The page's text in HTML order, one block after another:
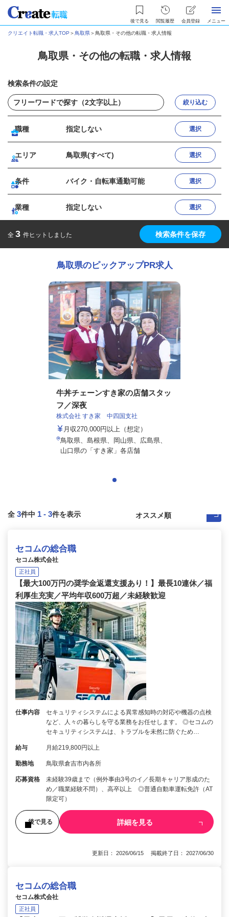
後で見る 閲覧履歴 会員登録 メニュー
クリエイト転職・求人TOP ＞ 鳥取県＞ 鳥取県・その他の転職・求人情報
鳥取県・その他の転職・求人情報
検索条件の設定
絞り込む
職種 指定しない 選択
エリア 鳥取県(すべて) 選択
条件 バイク・自転車通勤可能 選択
業種 指定しない 選択
全 3 件ヒットしました 検索条件を保存
鳥取県のピックアップPR求人
牛丼チェーンすき家の店舗スタッ
フ／深夜
株式会社 すき家 中四国支社
月収270,000円以上（想定）
鳥取県、島根県、岡山県、広島県、
山口県の「すき家」各店舗
全 3件中 1 - 3件を表示
セコムの総合職
セコム株式会社
正社員
【最大100万円の奨学金返還支援あり！】最長10連休／福
利厚生充実／平均年収600万超／未経験歓迎
仕事内容
セキュリティシステムによる異常感知時の対応や機器の点検
など、人々の暮らしを守る業務をお任せします。 ◎セコムの
セキュリティシステムは、トラブルを未然に防ぐため…
給与 月給219,800円以上
勤務地 鳥取県倉吉市内各所
応募資格
未経験39歳まで（例外事由3号のイ／長期キャリア形成のた
め／職業経験不問）、高卒以上 ◎普通自動車運転免許（AT
限定可）
後で見る 詳細を見る
更新日： 2026/06/15 掲載終了日： 2027/06/30
セコムの総合職
セコム株式会社
正社員